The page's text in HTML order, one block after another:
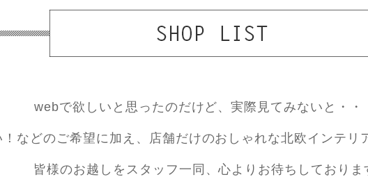
webで欲しいと思ったのだけど、実際見てみないと・・
などのご希望に加え、店舗だけのおしゃれな北欧インテ
皆様のお越しをスタッフ一同、心よりお待ちしておりま